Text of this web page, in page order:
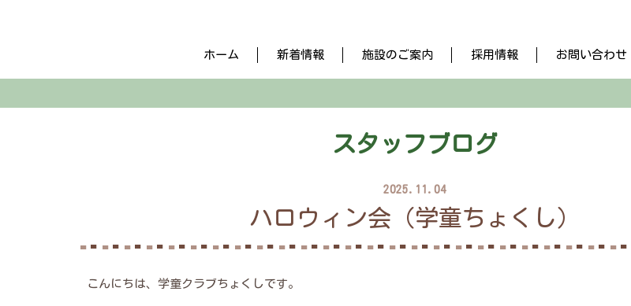
ホーム 新着情報 施設のご案内 採用情報 お問い合わせ
スタッフブログ
2025.11.04
ハロウィン会（学童ちょくし）
こんにちは、学童クラブちょくしです。